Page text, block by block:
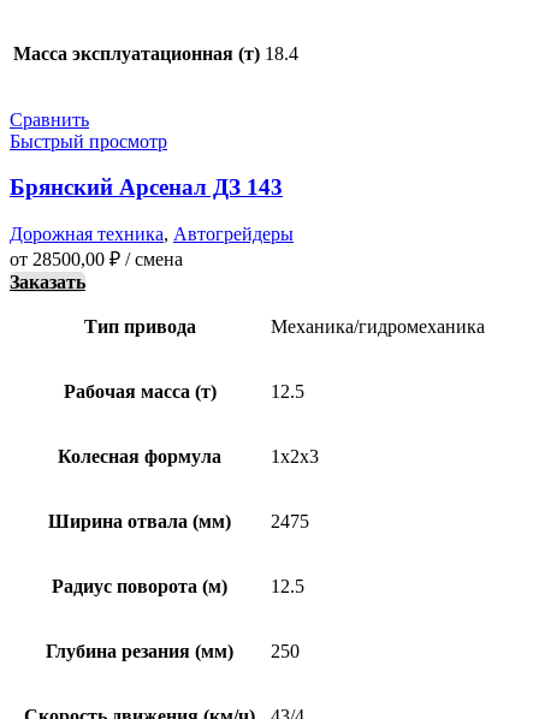
Масса эксплуатационная (т) 18.4
Сравнить
Быстрый просмотр
Брянский Арсенал ДЗ 143
Дорожная техника, Автогрейдеры
от 28500,00 ₽ / смена
Заказать
Тип привода Механика/гидромеханика
Рабочая масса (т) 12.5
Колесная формула 1х2х3
Ширина отвала (мм) 2475
Радиус поворота (м) 12.5
Глубина резания (мм) 250